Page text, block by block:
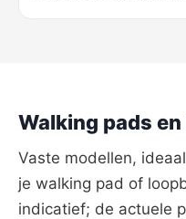
Walking pads
Vaste modellen,
je walking pad of
indicatief; de actuele